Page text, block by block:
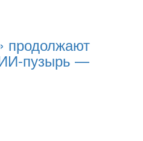
продолжают
ИИ-пузырь —